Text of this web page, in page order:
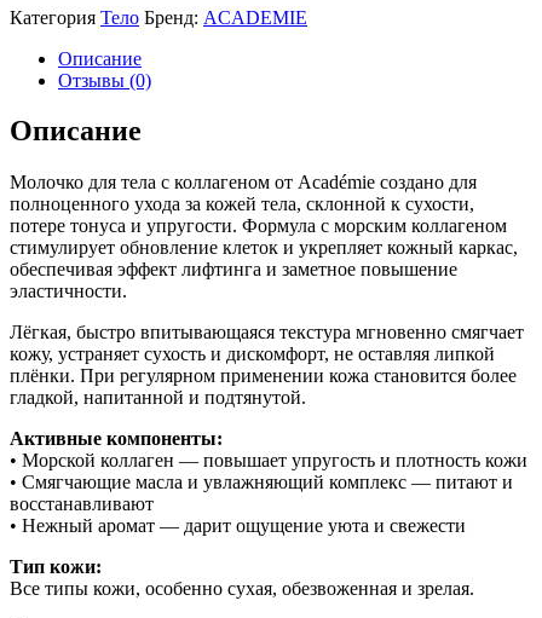
Категория Тело Бренд: ACADEMIE
Описание
Отзывы (0)
Описание
Молочко для тела с коллагеном от Académie создано для
полноценного ухода за кожей тела, склонной к сухости,
потере тонуса и упругости. Формула с морским коллагеном
стимулирует обновление клеток и укрепляет кожный каркас,
обеспечивая эффект лифтинга и заметное повышение
эластичности.
Лёгкая, быстро впитывающаяся текстура мгновенно смягчает
кожу, устраняет сухость и дискомфорт, не оставляя липкой
плёнки. При регулярном применении кожа становится более
гладкой, напитанной и подтянутой.
Активные компоненты:
• Морской коллаген — повышает упругость и плотность кожи
• Смягчающие масла и увлажняющий комплекс — питают и
восстанавливают
• Нежный аромат — дарит ощущение уюта и свежести
Тип кожи:
Все типы кожи, особенно сухая, обезвоженная и зрелая.